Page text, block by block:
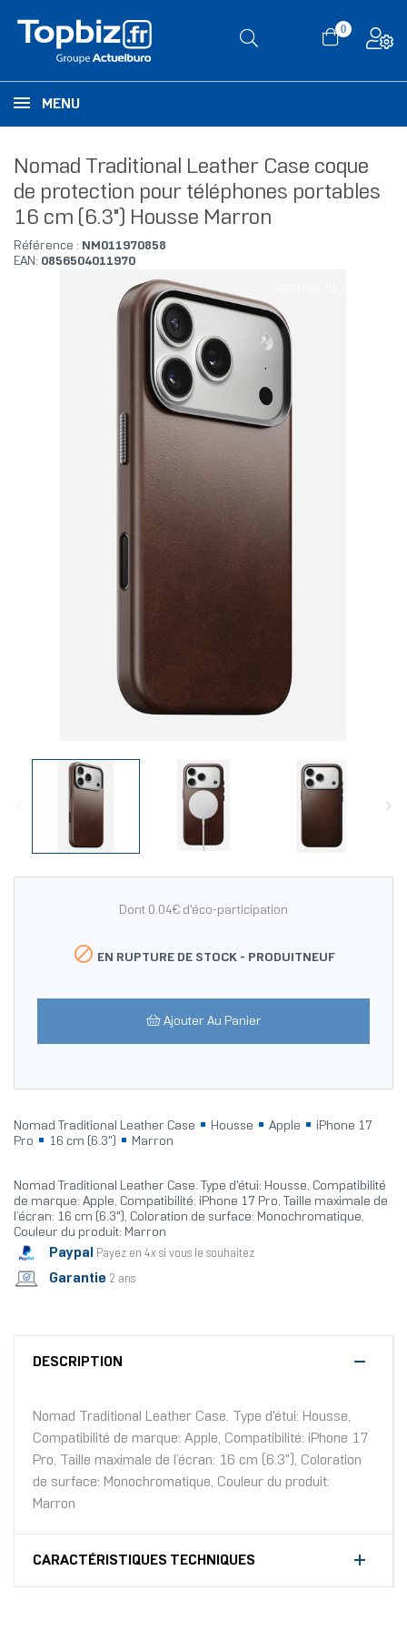
0
MENU
Nomad Traditional Leather Case coque
de protection pour téléphones portables
16 cm (6.3") Housse Marron
Référence : NM011970858
EAN: 0856504011970
Dont 0.04€ d'éco-participation
 EN RUPTURE DE STOCK - PRODUITNEUF
Ajouter Au Panier
Nomad Traditional Leather Case Housse Apple
iPhone 17
Pro
16 cm (6.3") Marron
Nomad Traditional Leather Case. Type d'étui: Housse, Compatibilité
de marque: Apple, Compatibilité: iPhone 17 Pro, Taille maximale de
l’écran: 16 cm (6.3"), Coloration de surface: Monochromatique,
Couleur du produit: Marron
Paypal Payez en 4x si vous le souhaitez
Garantie 2 ans
DESCRIPTION
Nomad Traditional Leather Case. Type d'étui: Housse,
Compatibilité de marque: Apple, Compatibilité: iPhone 17
Pro, Taille maximale de l’écran: 16 cm (6.3"), Coloration
de surface: Monochromatique, Couleur du produit:
Marron
CARACTÉRISTIQUES TECHNIQUES